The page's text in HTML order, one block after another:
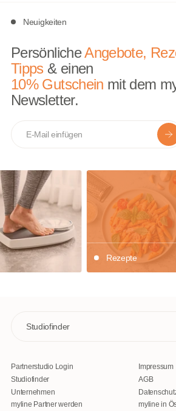
Neuigkeiten
PersönlicheAngebote,
Tipps & einen
10% Gutschein mit dem
Newsletter.
Rezepte
Studiofinder
Partnerstudio Login
Studiofinder
Unternehmen
myline Partner werden
Impressum
AGB
myline in